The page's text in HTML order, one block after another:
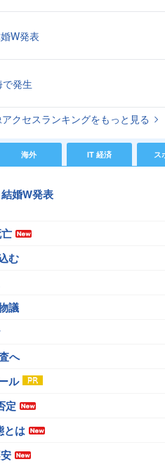
W発表
発生
クセスランキングをもっと見る
海外 IT 経済 ス
婚W発表
む
議
へ
ル
定
とは